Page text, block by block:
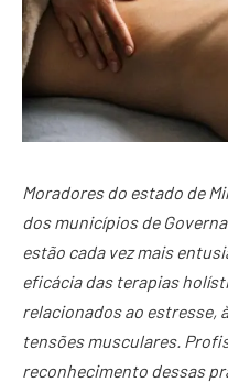
Moradores do estado de
dos municípios de
estão cada vez mais
eficácia das terapias
relacionados ao estresse,
tensões musculares.
reconhecimento dessas